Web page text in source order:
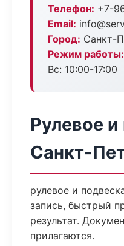
Телефон: +7-
Email:
Город: Санкт-
Режим работы:
Вс: 10:00-17:00
Рулевое и
Санкт-
рулевое и
запись, быстрый
результат.
прилагаются.